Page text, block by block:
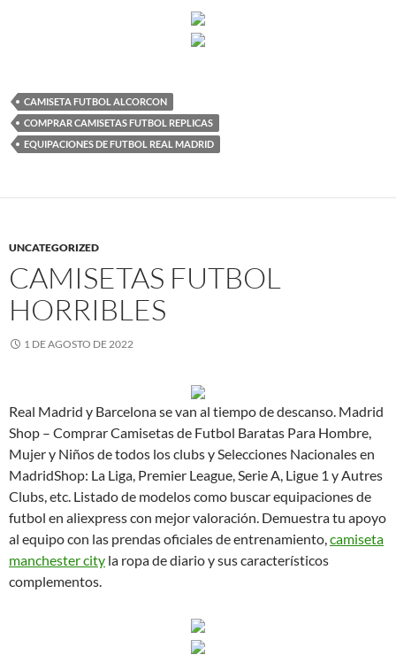
CAMISETA FUTBOL ALCORCON
COMPRAR CAMISETAS FUTBOL REPLICAS
EQUIPACIONES DE FUTBOL REAL MADRID
UNCATEGORIZED
CAMISETAS FUTBOL
HORRIBLES
1 DE AGOSTO DE 2022
Real Madrid y Barcelona se van al tiempo de descanso. Madrid
Shop – Comprar Camisetas de Futbol Baratas Para Hombre,
Mujer y Niños de todos los clubs y Selecciones Nacionales en
MadridShop: La Liga, Premier League, Serie A, Ligue 1 y Autres
Clubs, etc. Listado de modelos como buscar equipaciones de
futbol en aliexpress con mejor valoración. Demuestra tu apoyo
al equipo con las prendas oficiales de entrenamiento,camiseta
manchester city la ropa de diario y sus característicos
complementos.